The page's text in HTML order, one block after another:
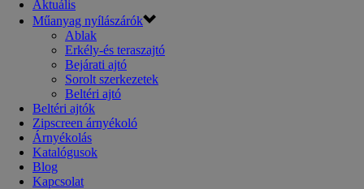
Aktuális
Műanyag nyílászárók
Ablak
Erkély-és teraszajtó
Bejárati ajtó
Sorolt szerkezetek
Beltéri ajtó
Beltéri ajtók
Zipscreen árnyékoló
Árnyékolás
Katalógusok
Blog
Kapcsolat